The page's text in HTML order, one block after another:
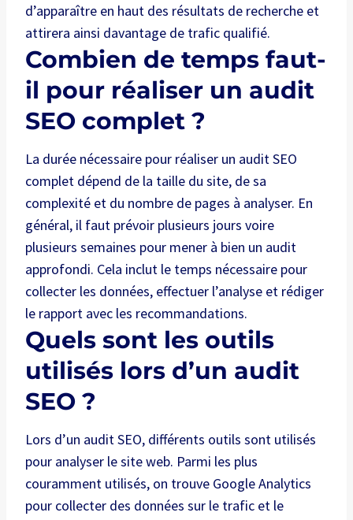
d’apparaître en haut des résultats de recherche et
attirera ainsi davantage de trafic qualifié.
Combien de temps faut-
il pour réaliser un audit
SEO complet ?
La durée nécessaire pour réaliser un audit SEO
complet dépend de la taille du site, de sa
complexité et du nombre de pages à analyser. En
général, il faut prévoir plusieurs jours voire
plusieurs semaines pour mener à bien un audit
approfondi. Cela inclut le temps nécessaire pour
collecter les données, effectuer l’analyse et rédiger
le rapport avec les recommandations.
Quels sont les outils
utilisés lors d’un audit
SEO ?
Lors d’un audit SEO, différents outils sont utilisés
pour analyser le site web. Parmi les plus
couramment utilisés, on trouve Google Analytics
pour collecter des données sur le trafic et le